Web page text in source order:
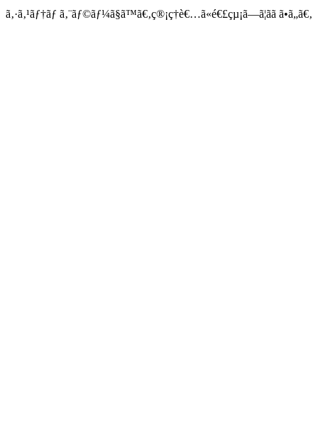
ã‚·ã‚¹ãƒ†ãƒ ã‚¨ãƒ©ãƒ¼ã§ã™ã€‚ç®¡ç†è€…ã«é€£çµ¡ã—ã¦ãã ã•ã„ã€‚